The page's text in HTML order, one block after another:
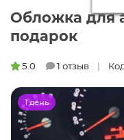
Обложка для
подарок
5.0 1 отзыв
1 день